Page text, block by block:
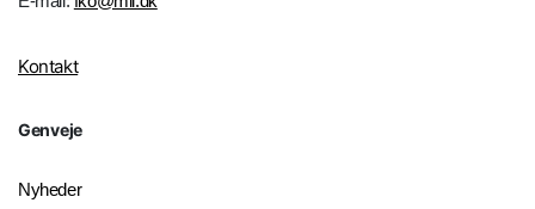
Kontakt
Genveje
Nyheder